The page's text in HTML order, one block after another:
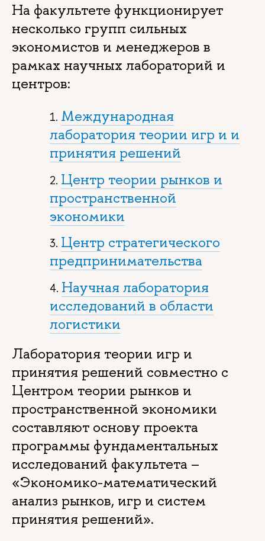
На факультете функционирует
несколько групп сильных
экономистов и менеджеров в
рамках научных лабораторий и
центров:
Международная
лаборатория теории игр и и
принятия решений
Центр теории рынков и
пространственной
экономики
Центр стратегического
предпринимательства
Научная лаборатория
исследований в области
логистики
Лаборатория теории игр и
принятия решений совместно с
Центром теории рынков и
пространственной экономики
составляют основу проекта
программы фундаментальных
исследований факультета –
«Экономико-математический
анализ рынков, игр и систем
принятия решений».